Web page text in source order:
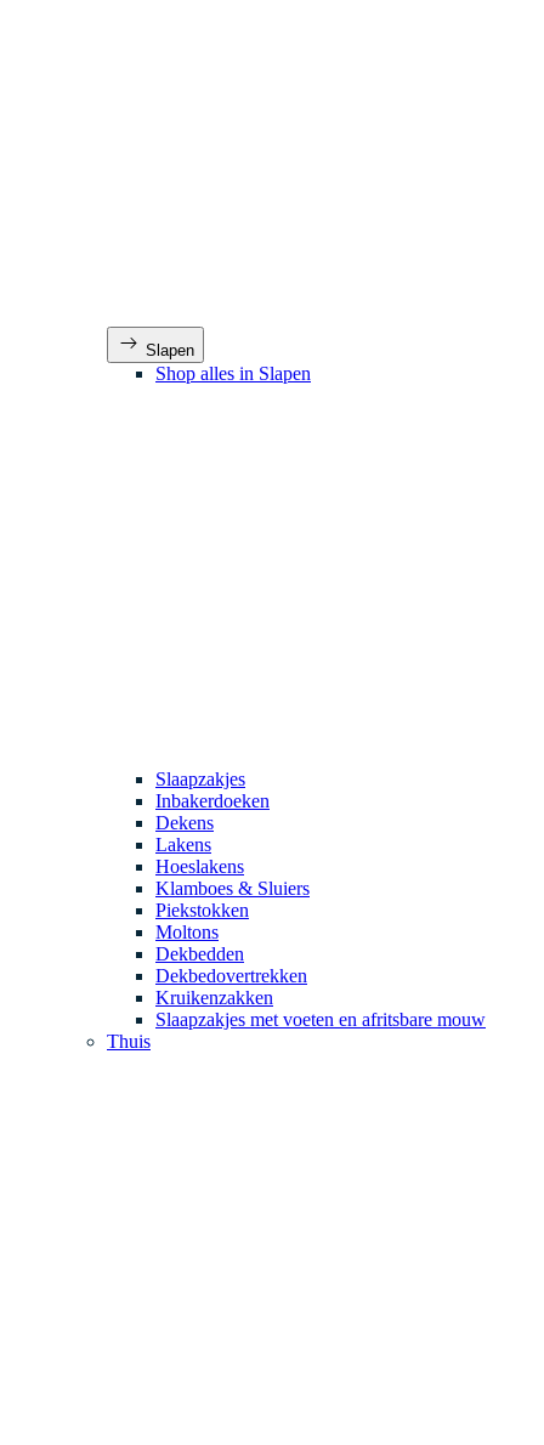
Slapen
Shop alles in Slapen
Slaapzakjes
Inbakerdoeken
Dekens
Lakens
Hoeslakens
Klamboes & Sluiers
Piekstokken
Moltons
Dekbedden
Dekbedovertrekken
Kruikenzakken
Slaapzakjes met voeten en afritsbare mouw
Thuis